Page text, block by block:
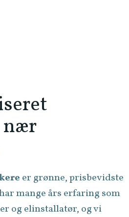
nær
er grønne, prisbevidste
mange års erfaring som
og elinstallatør, og vi